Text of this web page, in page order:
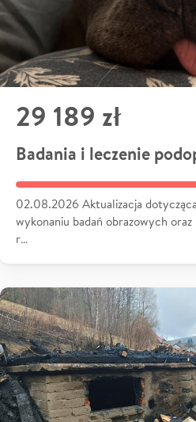
29 189 zł
Badania i leczenie
02.08.2026 Aktualizacja
wykonaniu badań obrazowych
r…